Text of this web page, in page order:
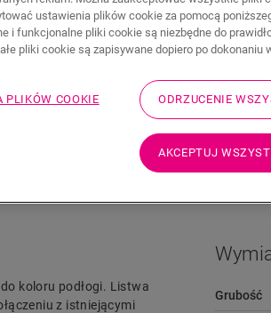
Przejdź szybko do Pliki do
koloru podłogi. Listwa
z istniejącymi
Grubość
ustawienia plików cookie za pomocą
i funkcjonalne pliki cookie są niezbędne do
pliki cookie są zapisywane dopiero po dokonaniu
PLIKÓW COOKIE ODRZUCENIE
AKCEPTUJ